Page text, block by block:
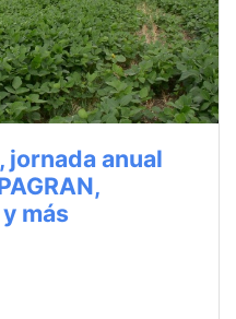
jornada anual
más